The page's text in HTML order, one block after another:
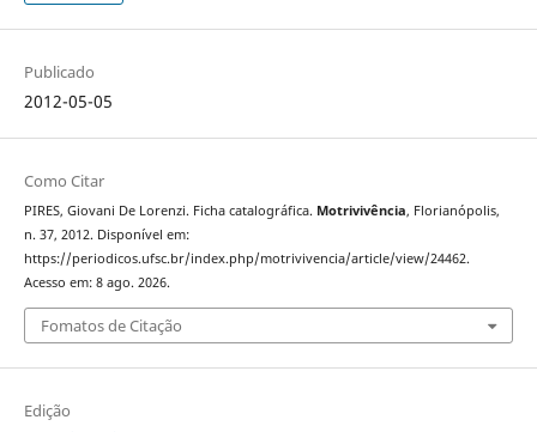
Publicado
2012-05-05
Como Citar
PIRES, Giovani De Lorenzi. Ficha catalográfica. Motrivivência, Florianópolis,
n. 37, 2012. Disponível em:
https://periodicos.ufsc.br/index.php/motrivivencia/article/view/24462.
Acesso em: 8 ago. 2026.
Fomatos de Citação
Edição